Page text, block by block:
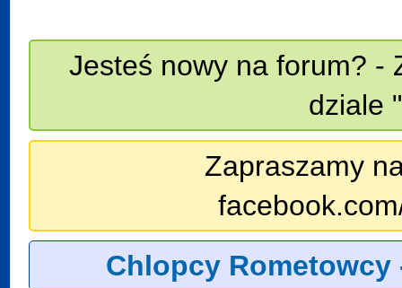
Jesteś nowy na forum? -
dziale
Zapraszamy
Chlopcy Rometowcy